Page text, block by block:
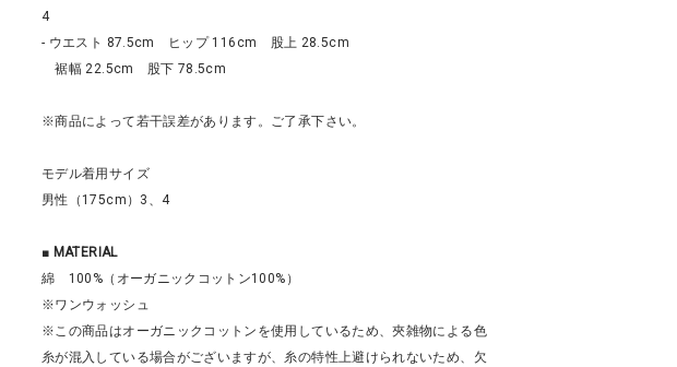
4
- ウエスト 87.5cm ヒップ 116cm 股上 28.5cm
裾幅 22.5cm 股下 78.5cm
※商品によって若干誤差があります。ご了承下さい。
モデル着用サイズ
男性（175cm）3、4
■ MATERIAL
綿 100%（オーガニックコットン100%）
※ワンウォッシュ
※この商品はオーガニックコットンを使用しているため、夾雑物による色
糸が混入している場合がございますが、糸の特性上避けられないため、欠